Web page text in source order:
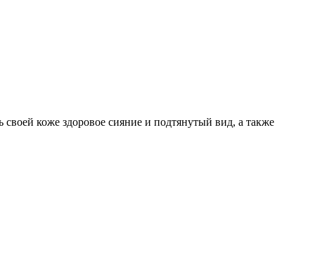
коже здоровое сияние и подтянутый вид, а также